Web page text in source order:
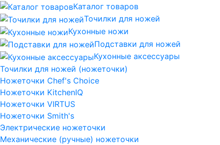
Каталог товаров
Точилки для ножей
Кухонные ножи
Подставки для ножей
Кухонные аксессуары
Точилки для ножей (ножеточки)
Ножеточки Chef's Choice
Ножеточки KitchenIQ
Ножеточки VIRTUS
Ножеточки Smith's
Электрические ножеточки
Механические (ручные) ножеточки